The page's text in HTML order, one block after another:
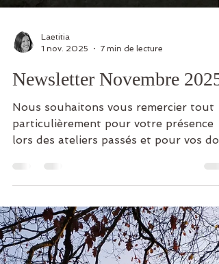
Laetitia
1 nov. 2025
7 min de lecture
Newsletter Novembre 2025
Nous souhaitons vous remercier tout
particulièrement pour votre présence
lors des ateliers passés et pour vos
qui nous permettent d’améliorer petit à
petit les locaux de l’association. Nous
sommes heureux de vous présenter les